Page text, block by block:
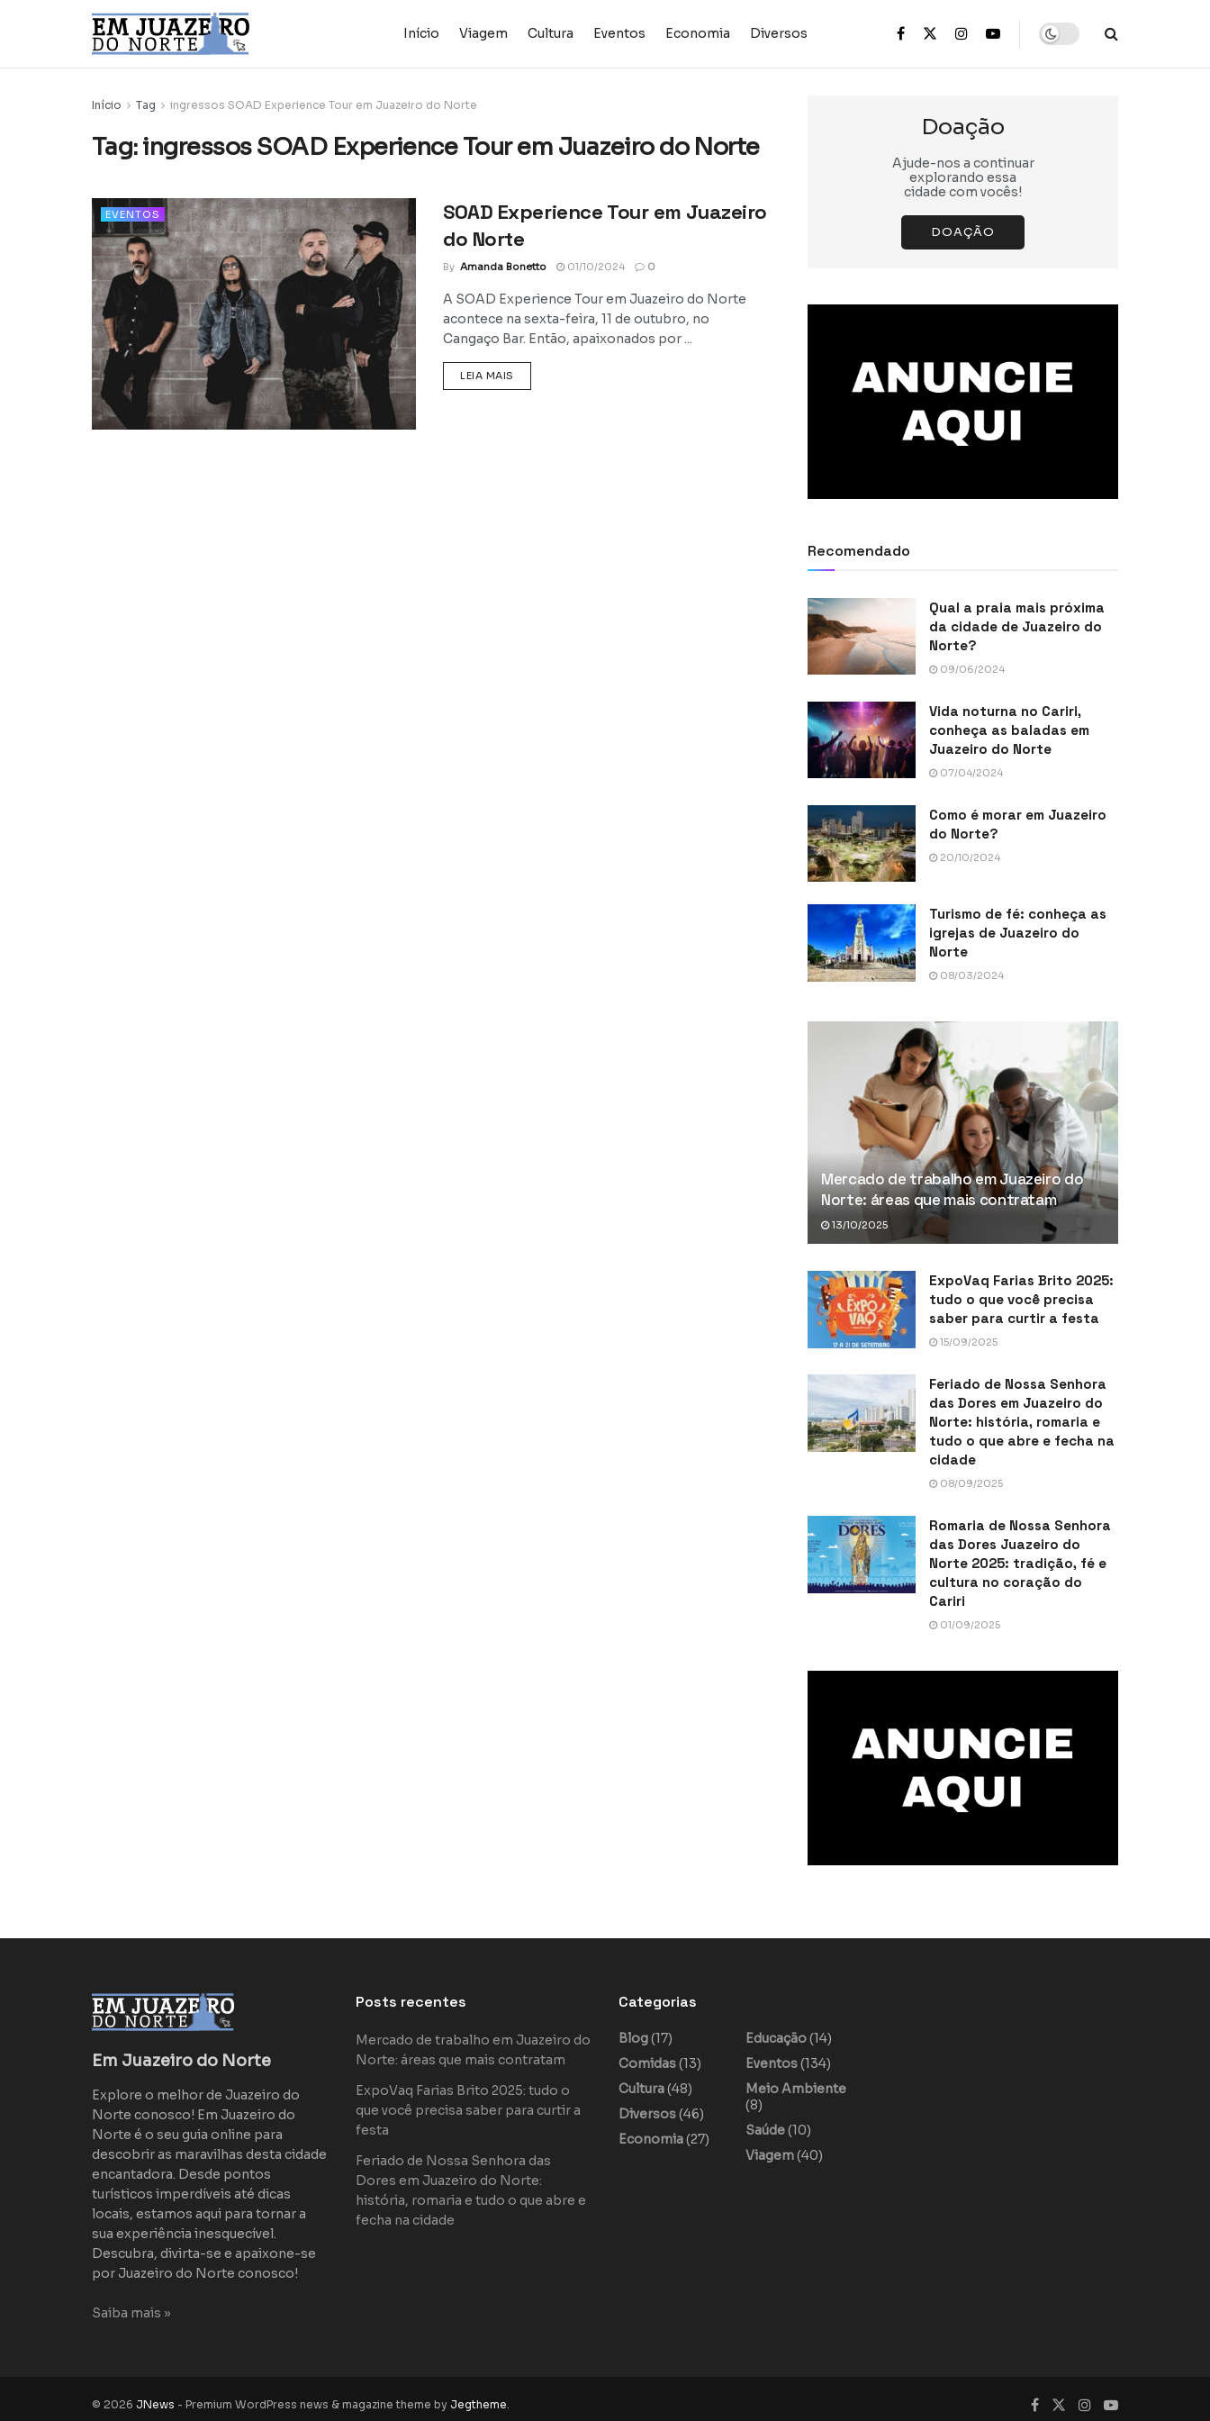
Início Viagem Cultura Eventos Economia Diversos
Início Tag ingressos SOAD Experience Tour em Juazeiro do Norte
Tag:ingressos SOAD Experience Tour em Juazeiro do Norte
EVENTOS
SOAD Experience Tour em Juazeiro
do Norte
By Amanda Bonetto 01/10/2024 0
A SOAD Experience Tour em Juazeiro do Norte
acontece na sexta-feira, 11 de outubro, no
Cangaço Bar. Então, apaixonados por ...
LEIA MAIS
Doação
Ajude-nos a continuar
explorando essa
cidade com vocês!
DOAÇÃO
Recomendado
Qual a praia mais próxima
da cidade de Juazeiro do
Norte?
09/06/2024
Vida noturna no Cariri,
conheça as baladas em
Juazeiro do Norte
07/04/2024
Como é morar em Juazeiro
do Norte?
20/10/2024
Turismo de fé: conheça as
igrejas de Juazeiro do
Norte
08/03/2024
Mercado de trabalho em Juazeiro do
Norte: áreas que mais contratam
13/10/2025
ExpoVaq Farias Brito 2025:
tudo o que você precisa
saber para curtir a festa
15/09/2025
Feriado de Nossa Senhora
das Dores em Juazeiro do
Norte: história, romaria e
tudo o que abre e fecha na
cidade
08/09/2025
Romaria de Nossa Senhora
das Dores Juazeiro do
Norte 2025: tradição, fé e
cultura no coração do
Cariri
01/09/2025
Em Juazeiro do Norte
Explore o melhor de Juazeiro do
Norte conosco! Em Juazeiro do
Norte é o seu guia online para
descobrir as maravilhas desta cidade
encantadora. Desde pontos
turísticos imperdíveis até dicas
locais, estamos aqui para tornar a
sua experiência inesquecível.
Descubra, divirta-se e apaixone-se
por Juazeiro do Norte conosco!
Saiba mais »
Posts recentes
Mercado de trabalho em Juazeiro do
Norte: áreas que mais contratam
ExpoVaq Farias Brito 2025: tudo o
que você precisa saber para curtir a
festa
Feriado de Nossa Senhora das
Dores em Juazeiro do Norte:
história, romaria e tudo o que abre e
fecha na cidade
Categorias
Blog(17)
Comidas(13)
Cultura(48)
Diversos(46)
Economia(27)
Educação(14)
Eventos(134)
Meio Ambiente
(8)
Saúde(10)
Viagem(40)
© 2026 JNews - Premium WordPress news & magazine theme by Jegtheme